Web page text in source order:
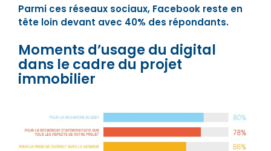
Parmi ces réseaux sociaux, Facebook reste en
tête loin devant avec 40% des répondants.
Moments d’usage du digital
dans le cadre du projet
immobilier